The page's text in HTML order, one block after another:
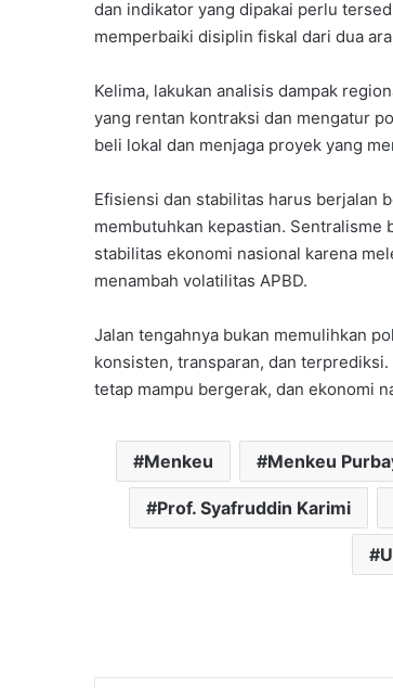
dan indikator yang dipakai perlu
memperbaiki disiplin fiskal dari dua
Kelima, lakukan analisis dampak
yang rentan kontraksi dan mengatur
beli lokal dan menjaga proyek yang
Efisiensi dan stabilitas harus berjalan
membutuhkan kepastian. Sentralisme
stabilitas ekonomi nasional karena
menambah volatilitas APBD.
Jalan tengahnya bukan memulihkan
konsisten, transparan, dan
tetap mampu bergerak, dan ekonomi
Menkeu Menkeu
Prof. Syafruddin Karimi